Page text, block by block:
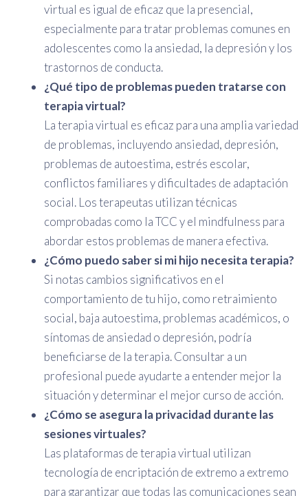
virtual es igual de eficaz que la presencial,
especialmente para tratar problemas comunes en
adolescentes como la ansiedad, la depresión y los
trastornos de conducta.
¿Qué tipo de problemas pueden tratarse con
terapia virtual?
La terapia virtual es eficaz para una amplia variedad
de problemas, incluyendo ansiedad, depresión,
problemas de autoestima, estrés escolar,
conflictos familiares y dificultades de adaptación
social. Los terapeutas utilizan técnicas
comprobadas como la TCC y el mindfulness para
abordar estos problemas de manera efectiva.
¿Cómo puedo saber si mi hijo necesita terapia?
Si notas cambios significativos en el
comportamiento de tu hijo, como retraimiento
social, baja autoestima, problemas académicos, o
síntomas de ansiedad o depresión, podría
beneficiarse de la terapia. Consultar a un
profesional puede ayudarte a entender mejor la
situación y determinar el mejor curso de acción.
¿Cómo se asegura la privacidad durante las
sesiones virtuales?
Las plataformas de terapia virtual utilizan
tecnología de encriptación de extremo a extremo
para garantizar que todas las comunicaciones sean